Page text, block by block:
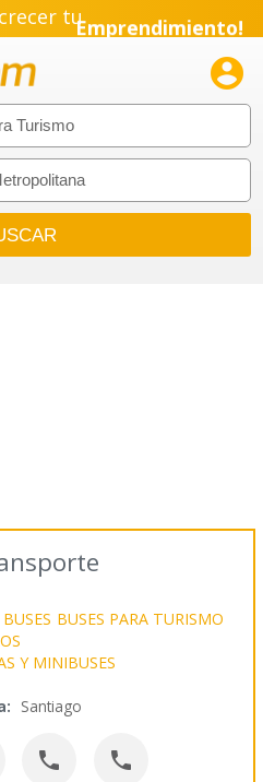
tuEmprendimiento!

BUSES PARA TURISMO
Y MINIBUSES
Santiago
 